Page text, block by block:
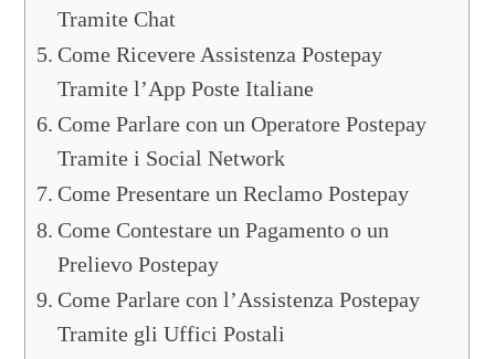
Tramite Chat
Come Ricevere Assistenza Postepay
Tramite l’App Poste Italiane
Come Parlare con un Operatore Postepay
Tramite i Social Network
Come Presentare un Reclamo Postepay
Come Contestare un Pagamento o un
Prelievo Postepay
Come Parlare con l’Assistenza Postepay
Tramite gli Uffici Postali